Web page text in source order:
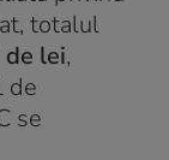
totalul
lei,
de
se